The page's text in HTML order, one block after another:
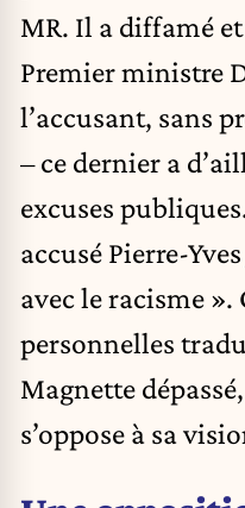
MR. Il a diffamé
Premier ministre
l’accusant, sans
– ce dernier a
excuses
accusé Pierre-
avec le racisme ».
personnelles
Magnette
s’oppose à sa